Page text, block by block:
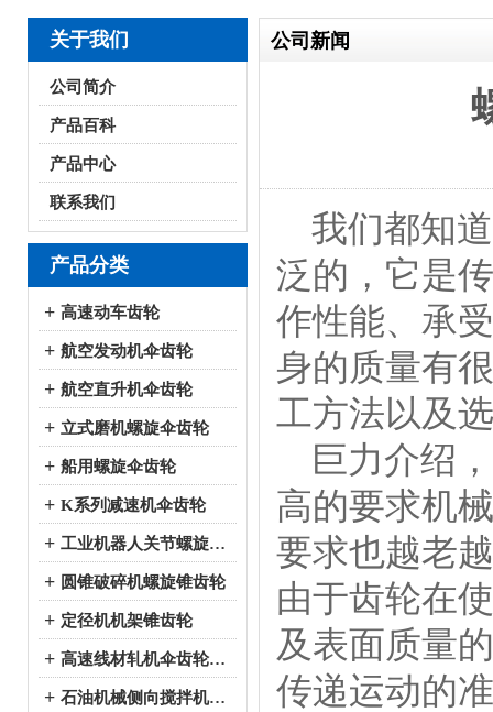
关于我们
公司简介
产品百科
产品中心
联系我们
产品分类
+ 高速动车齿轮
+ 航空发动机伞齿轮
+ 航空直升机伞齿轮
+ 立式磨机螺旋伞齿轮
+ 船用螺旋伞齿轮
+ K系列减速机伞齿轮
+ 工业机器人关节螺旋伞齿轮
+ 圆锥破碎机螺旋锥齿轮
+ 定径机机架锥齿轮
+ 高速线材轧机伞齿轮系列
+ 石油机械侧向搅拌机伞齿轮系列
公司新闻
我们都知道
泛的，它是
作性能、承
身的质量有
工方法以及
巨力介绍，
高的要求机
要求也越老
由于齿轮在
及表面质量
传递运动的